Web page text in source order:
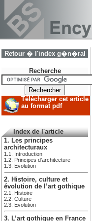
Retour � l'index g�n�ral
Recherche
Télécharger cet article
au format pdf
Index de l'article
1. Les principes
architecturaux
1.1. Introduction
1.2. Principes d’architecture
1.3. Evolution
2. Histoire, culture et
évolution de l’art gothique
2.1. Histoire
2.2. Culture
2.3. Evolution
3. L’art gothique en France